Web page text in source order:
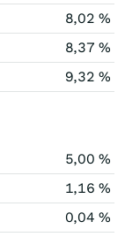
8,02 %
8,37 %
9,32 %
5,00 %
1,16 %
0,04 %